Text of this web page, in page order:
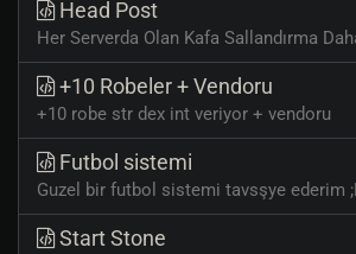
Head Post
Her Serverda Olan Kafa Sallandırma
+10 Robeler + Vendoru
+10 robe str dex int veriyor + vendoru
Futbol sistemi
Guzel bir futbol sistemi tavsşye ederim
Start Stone